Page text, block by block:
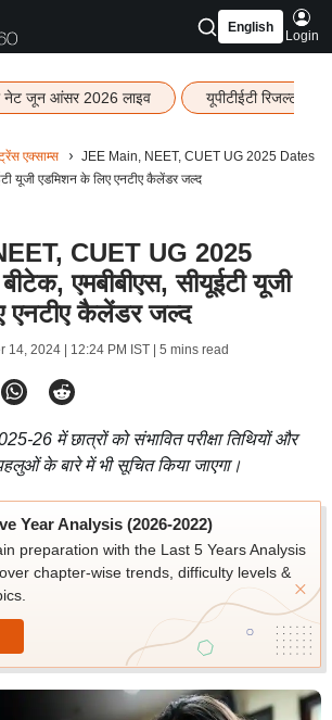
English
Login
नेट जून आंसर 2026 लाइव यूपीटीईटी रिजल्ट
एक्साम्स
JEE Main, NEET, CUET UG 2025 Dates
यूजी एडमिशन के लिए एनटीए कैलेंडर जल्द
CUET UG 2025
एमबीबीएस, सीयूईटी यूजी
एनटीए कैलेंडर जल्द
14, 2024 | 12:24 PM IST| 5 mins read
26 में छात्रों को संभावित परीक्षा तिथियों और
के बारे में भी सूचित किया जाएगा।
Year Analysis (2026-2022)
preparation with the Last 5 Years Analysis
chapter-wise trends, difficulty levels &